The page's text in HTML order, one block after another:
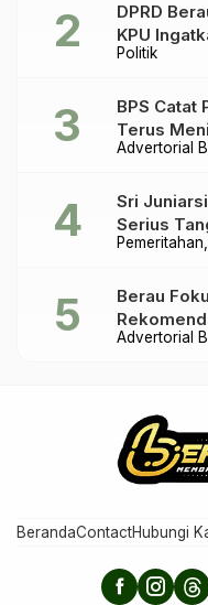
Politik
DPRD
KPU
Advertorial
BPS Catat
Terus
Pemeritahan
Sri
Serius
Praktik
Advertorial
Berau
BerandaContactHubungi